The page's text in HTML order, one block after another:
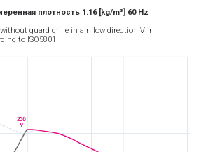
плотность 1.16 [kg/m³ 60 Hz
guard grille in air flow direction V in
to ISO5801